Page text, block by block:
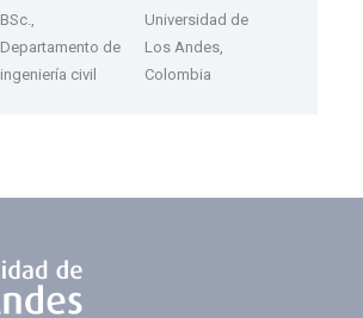
BSc.,
Departamento de
ingeniería civil
Universidad de
Los Andes,
Colombia